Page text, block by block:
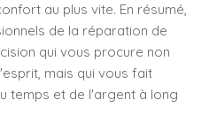
au plus vite. En résumé,
de la réparation de
qui vous procure non
mais qui vous fait
temps et de l'argent à long